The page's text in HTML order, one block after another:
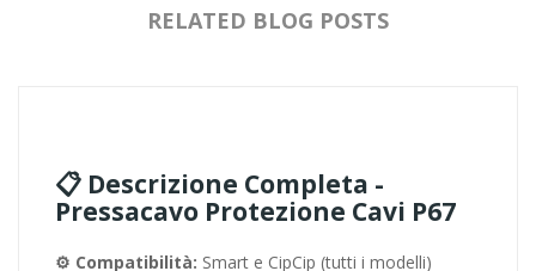
RELATED BLOG POSTS
📋 Descrizione Completa -
Pressacavo Protezione Cavi P67
⚙️ Compatibilità: Smart e CipCip (tutti i modelli)